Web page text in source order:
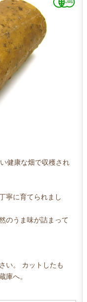
健康な畑で収穫され
寧に育てられまし
のうま味が詰まって
い。 カットしたも
庫へ。